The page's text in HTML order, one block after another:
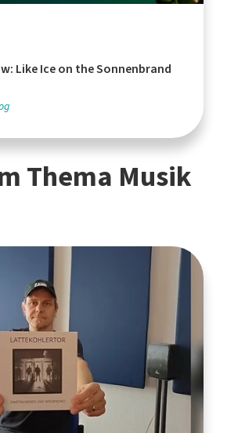
Like Ice on the Sonnenbrand
Thema Musik